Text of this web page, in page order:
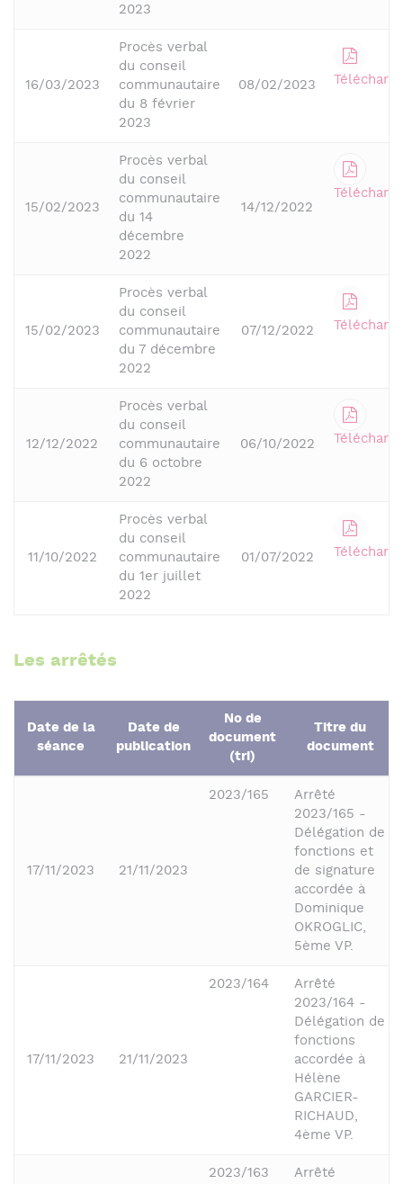
2023
16/03/2023
Procès verbal
du conseil
communautaire
du 8 février
2023
08/02/2023
15/02/2023
Procès verbal
du conseil
communautaire
du 14
décembre
2022
14/12/2022
15/02/2023
Procès verbal
du conseil
communautaire
du 7 décembre
2022
07/12/2022
12/12/2022
Procès verbal
du conseil
communautaire
du 6 octobre
2022
06/10/2022
11/10/2022
Procès verbal
du conseil
communautaire
du 1er juillet
2022
01/07/2022
Les arrêtés
Date de la
séance
Date de
publication
No de
document
(tri)
Titre du
document
17/11/2023 21/11/2023
2023/165
Arrêté
2023/165 -
Délégation de
fonctions et
de signature
accordée à
Dominique
OKROGLIC,
5ème VP.
17/11/2023 21/11/2023
2023/164
Arrêté
2023/164 -
Délégation de
fonctions
accordée à
Hélène
GARCIER-
RICHAUD,
4ème VP.
2023/163
Arrêté